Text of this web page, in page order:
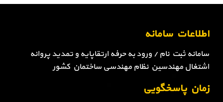
اطلاعات سامانه
سامانه ثبت نام / ورود به حرفه ارتقاپایه و تمدید پروانه
اشتغال مهندسین نظام مهندسی ساختمان کشور
زمان پاسخگویی